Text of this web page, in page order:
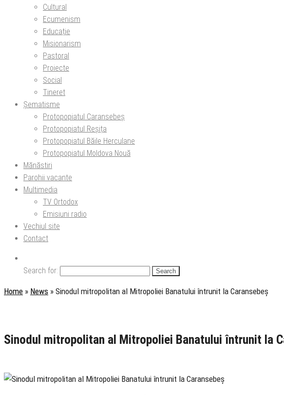
Cultural
Ecumenism
Educație
Misionarism
Pastoral
Proiecte
Social
Tineret
Șematisme
Protopopiatul Caransebeș
Protopopiatul Reșița
Protopopiatul Băile Herculane
Protopopiatul Moldova Nouă
Mănăstiri
Parohii vacante
Multimedia
TV Ortodox
Emisiuni radio
Vechiul site
Contact
Search for:
Home » News » Sinodul mitropolitan al Mitropoliei Banatului întrunit la Caransebeș
Sinodul mitropolitan al Mitropoliei Banatului întrunit la